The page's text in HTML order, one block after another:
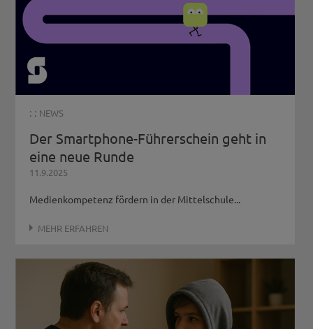
: : NEWS
Der Smartphone-Führerschein geht in
eine neue Runde
11.9.2025
Medienkompetenz fördern in der Mittelschule...
MEHR ERFAHREN